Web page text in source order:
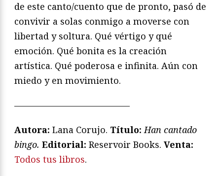
de este canto/cuento que de pronto, pasó de
convivir a solas conmigo a moverse con
libertad y soltura. Qué vértigo y qué
emoción. Qué bonita es la creación
artística. Qué poderosa e infinita. Aún con
miedo y en movimiento.
—————————————
Autora: Lana Corujo. Título:Han cantado
bingo. Editorial: Reservoir Books. Venta:
Todos tus libros.